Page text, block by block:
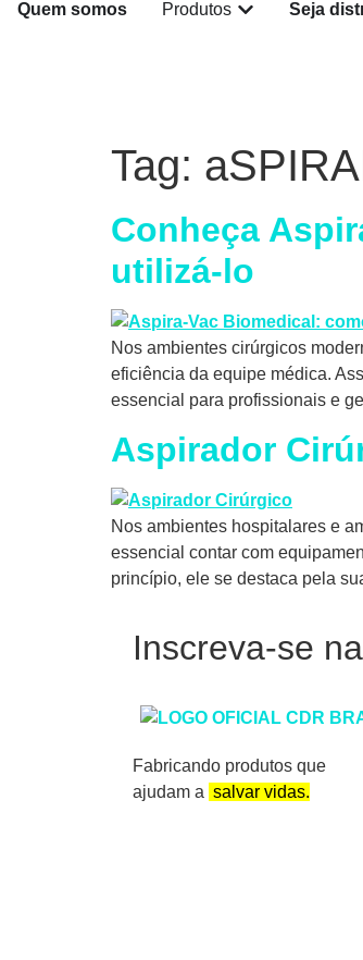
Quem somos Produtos Seja
Tag:
Conheça
utilizá-lo
Nos ambientes cirúrgicos
eficiência da equipe médica.
essencial para profissionais e
Aspirador
Nos ambientes hospitalares e
essencial contar com
princípio, ele se destaca pela
Inscreva-se
Fabricando produtos que
ajudam a salvar vidas.